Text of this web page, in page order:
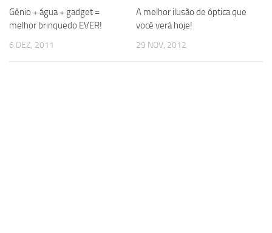
Gênio + água + gadget =
melhor brinquedo EVER!
6 DEZ, 2011
A melhor ilusão de óptica que
você verá hoje!
29 NOV, 2012